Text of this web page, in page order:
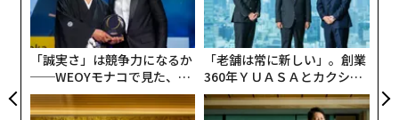
「誠実さ」は競争力になるか
──WEOYモナコで見た、く
ら寿司の経営哲学
「老舗は常に新しい」。創業
360年ＹＵＡＳＡとカクシン
CEO田尻望が語る、AIを超え
る人の価値